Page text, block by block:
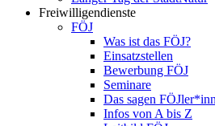
Freiwilligendienste
FÖJ
Was ist das FÖJ?
Einsatzstellen
Bewerbung FÖJ
Seminare
Das sagen
Infos von A bis Z